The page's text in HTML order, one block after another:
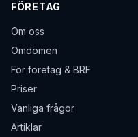
FÖRETAG
Om oss
Omdömen
För företag & BRF
Priser
Vanliga frågor
Artiklar